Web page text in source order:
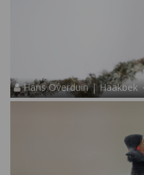
Hans Overduin | Haakbek